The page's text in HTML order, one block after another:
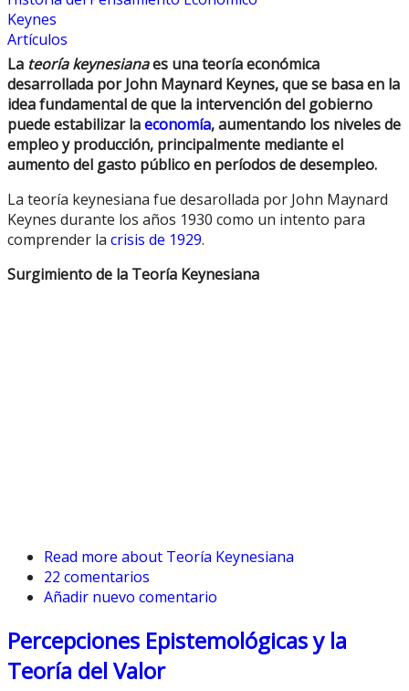
Keynes
Artículos
La teoría keynesianaes una teoría económica
desarrollada por John Maynard Keynes, que se basa en la
idea fundamental de que la intervención del gobierno
puede estabilizar laeconomía, aumentando los niveles de
empleo y producción, principalmente mediante el
aumento del gasto público en períodos de desempleo.
La teoría keynesiana fue desarollada por John Maynard
Keynes durante los años 1930 como un intento para
comprender la crisis de 1929.
Surgimiento de la Teoría Keynesiana
Read more about Teoría Keynesiana
22 comentarios
Añadir nuevo comentario
Percepciones Epistemológicas y la
Teoría del Valor